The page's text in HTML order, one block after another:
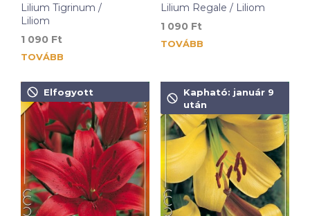
Lilium Tigrinum /
Liliom
1 090 Ft
TOVÁBB
Lilium Regale / Liliom
1 090 Ft
TOVÁBB
Elfogyott
Kapható: január 9
után